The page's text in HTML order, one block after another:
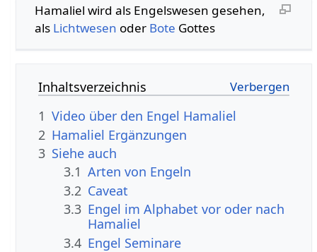
Hamaliel wird als Engelswesen gesehen,
als Lichtwesen oder Bote Gottes
Inhaltsverzeichnis
1 Video über den Engel Hamaliel
2 Hamaliel Ergänzungen
3 Siehe auch
3.1 Arten von Engeln
3.2 Caveat
3.3 Engel im Alphabet vor oder nach
Hamaliel
3.4 Engel Seminare